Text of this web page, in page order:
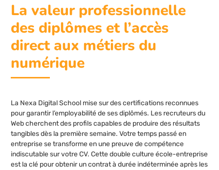
La valeur professionnelle
des diplômes et l’accès
direct aux métiers du
numérique
La Nexa Digital School mise sur des certifications reconnues
pour garantir l’employabilité de ses diplômés. Les recruteurs du
Web cherchent des profils capables de produire des résultats
tangibles dès la première semaine. Votre temps passé en
entreprise se transforme en une preuve de compétence
indiscutable sur votre CV. Cette double culture école-entreprise
est la clé pour obtenir un contrat à durée indéterminée après les